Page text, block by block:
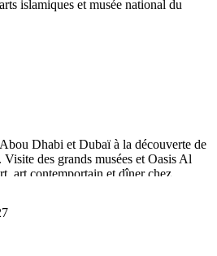
islamiques et musée national du
Dhabi et Dubaï à la découverte de
des grands musées et Oasis Al
art contemportain et dîner chez
famille émirienne.